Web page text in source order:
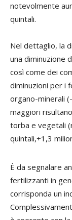
notevolmente
quintali.
Nel dettaglio, la
una diminuzione
così come dei
diminuzioni per i
organo-minerali
maggiori
torba e vegetali
quintali,+1,3
È da segnalare
fertilizzanti in
corrisponda un